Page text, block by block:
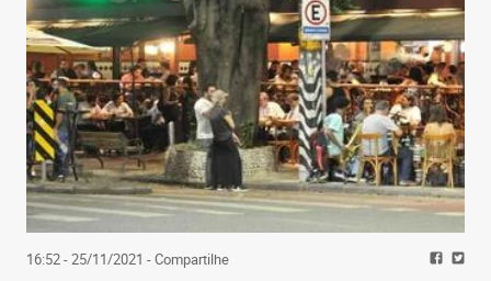
16:52 - 25/11/2021 - Compartilhe